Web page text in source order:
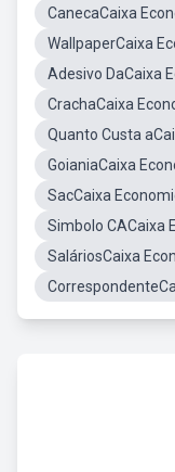
CanecaCaixa
WallpaperCaixa
Adesivo DaCaixa
CrachaCaixa
Quanto Custa
GoianiaCaixa
SacCaixa
Simbolo CACaixa
SaláriosCaixa